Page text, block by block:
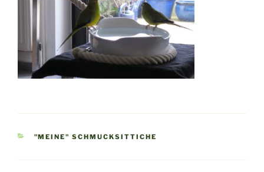
KATEGORIEN
"MEINE" SCHMUCKSITTICHE